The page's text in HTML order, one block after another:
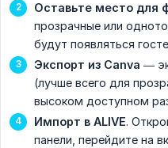
Оставьте место для
прозрачные или
будут появляться
Экспорт из Canva —
(лучше всего для
высоком доступном
Импорт в ALIVE.
панели, перейдите на